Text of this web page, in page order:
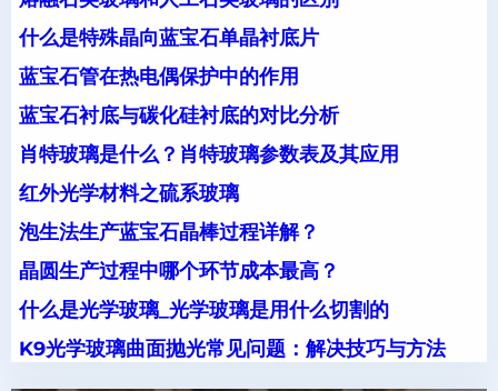
什么是特殊晶向蓝宝石单晶衬底片
蓝宝石管在热电偶保护中的作用
蓝宝石衬底与碳化硅衬底的对比分析
肖特玻璃是什么？肖特玻璃参数表及其应用
红外光学材料之硫系玻璃
泡生法生产蓝宝石晶棒过程详解？
晶圆生产过程中哪个环节成本最高？
什么是光学玻璃_光学玻璃是用什么切割的
K9光学玻璃曲面抛光常见问题：解决技巧与方法